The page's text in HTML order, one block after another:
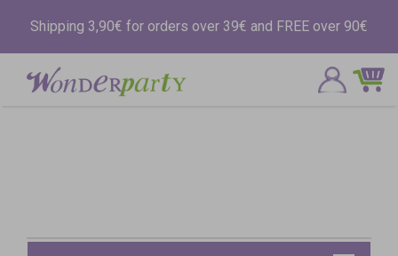
Shipping 3,90€ for orders over 39€ and FREE over 90€